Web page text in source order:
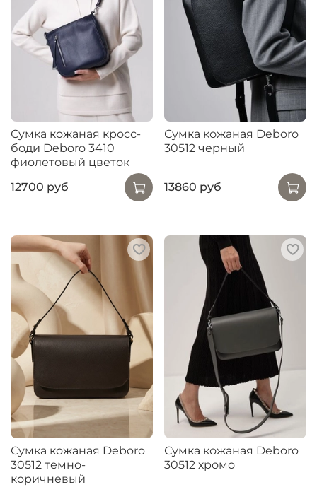
Сумка кожаная кросс-
боди Deboro 3410
фиолетовый цветок
12700 руб
Сумка кожаная Deboro
30512 черный
13860 руб
Сумка кожаная Deboro
30512 темно-
коричневый
Сумка кожаная Deboro
30512 хромо